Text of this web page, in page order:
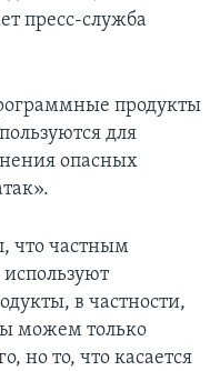
пресс-служба
продукты
для
опасных
что частным
в частности,
можем только
но то, что касается